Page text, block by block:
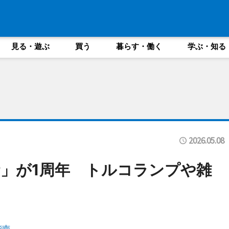
見る・遊ぶ 買う 暮らす・働く 学ぶ・知る
2026.05.08
が1周年 トルコランプや雑